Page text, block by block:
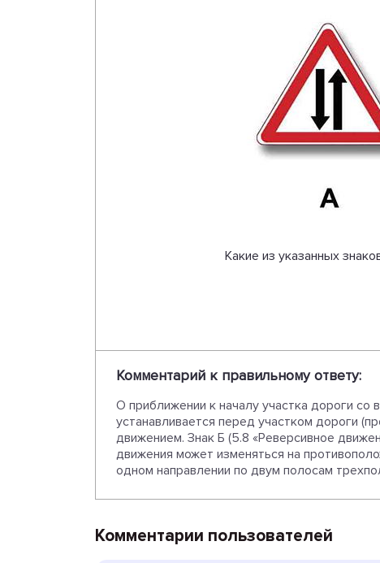
Какие из указанных
Комментарий к правильному ответу:
О приближении к началу участка дороги
устанавливается перед участком дороги
движением. Знак Б (5.8 «Реверсивное
движения может изменяться на
одном направлении по двум полосам
Комментарии пользователей